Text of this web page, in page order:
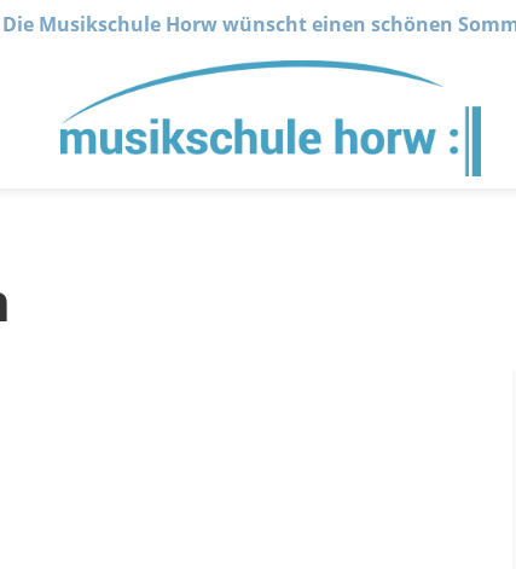
Die Musikschule Horw wünscht einen schönen